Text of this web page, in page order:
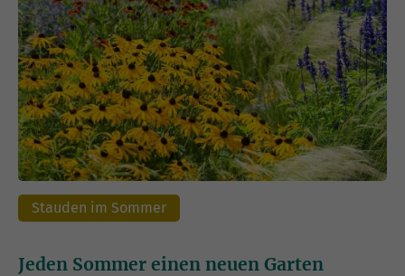
Stauden im Sommer
Jeden Sommer einen neuen Garten